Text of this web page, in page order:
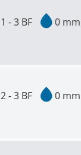
1 - 3 BF 0 mm
2 - 3 BF 0 mm